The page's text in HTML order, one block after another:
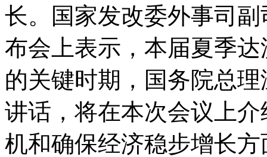
长。国家发改委外事司
布会上表示，本届夏季
的关键时期，国务院总
讲话，将在本次会议上
机和确保经济稳步增长